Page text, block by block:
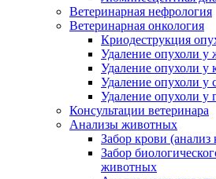
Ветеринарная нефрология
Ветеринарная онкология
Криодеструкция
Удаление опухоли у
Удаление опухоли у
Удаление опухоли у
Удаление опухоли у
Консультации ветеринара
Анализы животных
Забор крови
Забор
животных